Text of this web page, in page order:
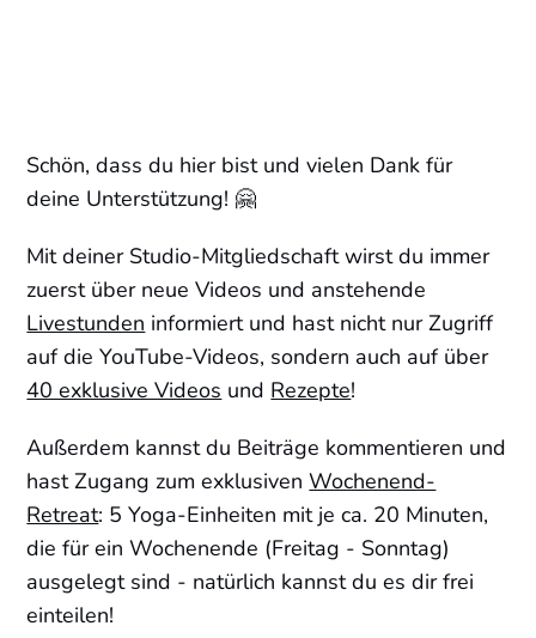
Schön, dass du hier bist und vielen Dank für
deine Unterstützung! 🤗
Mit deiner Studio-Mitgliedschaft wirst du immer
zuerst über neue Videos und anstehende
Livestunden informiert und hast nicht nur Zugriff
auf die YouTube-Videos, sondern auch auf über
40 exklusive Videos und Rezepte!
Außerdem kannst du Beiträge kommentieren und
hast Zugang zum exklusivenWochenend-
Retreat: 5 Yoga-Einheiten mit je ca. 20 Minuten,
die für ein Wochenende (Freitag - Sonntag)
ausgelegt sind - natürlich kannst du es dir frei
einteilen!